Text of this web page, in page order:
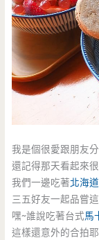
我是個很愛跟朋友
還記得那天看起來
我們一邊吃著北海
三五好友一起品嘗
嘿~誰說吃著台式馬
這樣還意外的合拍